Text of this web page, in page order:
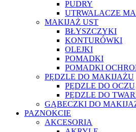
PUDRY
UTRWALACZE
MAKIJAŻ UST
BŁYSZCZYKI
KONTURÓWKI
OLEJKI
POMADKI
POMADKI
PĘDZLE DO MAKIJAŻU
PĘDZLE DO OCZU
PĘDZLE DO
GĄBECZKI DO
PAZNOKCIE
AKCESORIA